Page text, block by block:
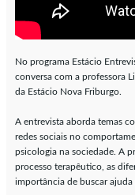
No programa Estácio
conversa com a professora
da Estácio Nova Friburgo.
A entrevista aborda temas
redes sociais no
psicologia na sociedade. A
processo terapêutico, as
importância de buscar